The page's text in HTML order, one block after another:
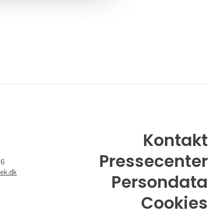
Kontakt
Pressecenter
Persondata
Cookies